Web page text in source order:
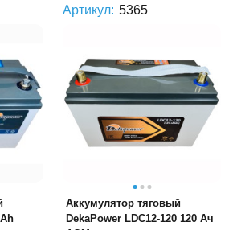
Артикул: 5365
Аккумулятор тяговый
DekaPower LDC12-120 120 Ач